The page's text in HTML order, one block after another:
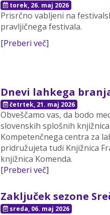
torek, 26. maj 2026
Prisrčno vabljeni na
pravljičnega festivala.
[Preberi več]
Dnevi lahkega
četrtek, 21. maj 2026
Obveščamo vas, da bodo
slovenskih splošnih
Kompetenčnega centra za
pridružujeta tudi Knjižnica
knjižnica Komenda.
[Preberi več]
Zaključek sezone
sreda, 06. maj 2026